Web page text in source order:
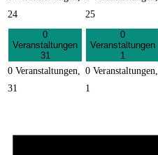
24
25
0
Veranstaltungen
31
0 Veranstaltungen,
31
0
Veranstaltungen
1
0 Veranstaltungen,
1